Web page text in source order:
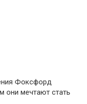
Фоксфорд
они мечтают стать